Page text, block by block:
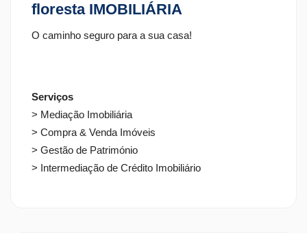
floresta IMOBILIÁRIA
O caminho seguro para a sua casa!
Serviços
> Mediação Imobiliária
> Compra & Venda Imóveis
> Gestão de Património
> Intermediação de Crédito Imobiliário